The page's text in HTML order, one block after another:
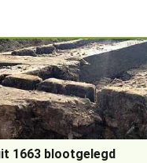
1663 blootgelegd